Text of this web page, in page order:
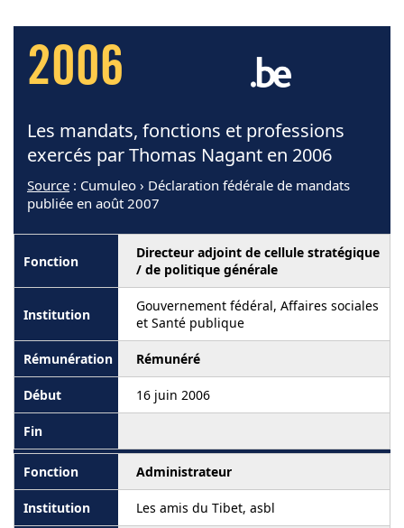
2006
Les mandats, fonctions et professions
exercés par Thomas Nagant en 2006
Source : Cumuleo › Déclaration fédérale de mandats
publiée en août 2007
Directeur adjoint de cellule stratégique
/ de politique générale
Gouvernement fédéral, Affaires sociales
et Santé publique
Rémunéré
16 juin 2006
Administrateur
Les amis du Tibet, asbl